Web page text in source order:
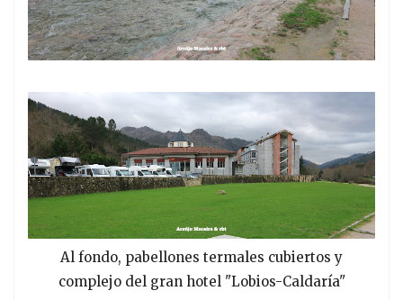
Al fondo, pabellones termales cubiertos y
complejo del gran hotel "Lobios-Caldaría"